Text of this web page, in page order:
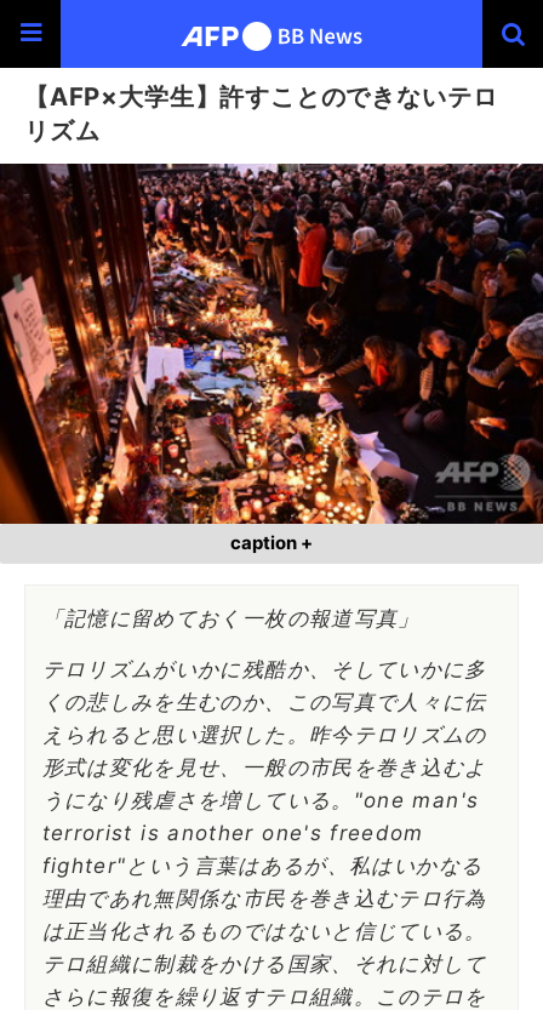
【AFP×大学生】許すことのできないテロ
リズム
caption +
「記憶に留めておく一枚の報道写真」
テロリズムがいかに残酷か、そしていかに多
くの悲しみを生むのか、この写真で人々に伝
えられると思い選択した。昨今テロリズムの
形式は変化を見せ、一般の市民を巻き込むよ
うになり残虐さを増している。"one man's
terrorist is another one's freedom
fighter"という言葉はあるが、私はいかなる
理由であれ無関係な市民を巻き込むテロ行為
は正当化されるものではないと信じている。
テロ組織に制裁をかける国家、それに対して
さらに報復を繰り返すテロ組織。このテロを